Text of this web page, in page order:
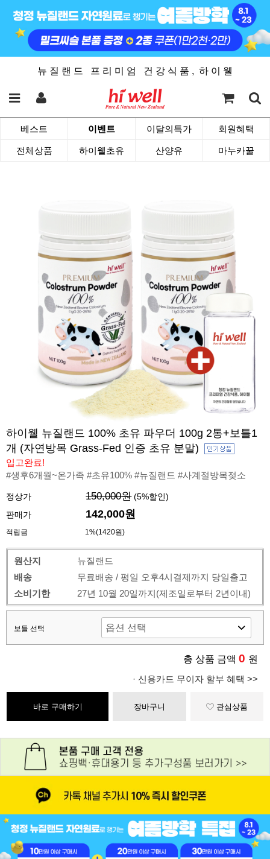
뉴 질 랜 드 프 리 미 엄 건 강 식 품 , 하 이 웰
베스트 이벤트 이달의특가 회원혜택
전체상품 하이웰초유 산양유 마누카꿀
하이웰 뉴질랜드 100% 초유 파우더 100g 2통+보틀1
개 (자연방목 Grass-Fed 인증 초유 분말)
입고완료!
#생후6개월~온가족 #초유100% #뉴질랜드 #사계절방목젖소
정상가 150,000원 (5%할인)
판매가
142,000원
적립금 1%(1420원)
원산지
뉴질랜드
배송
무료배송 / 평일 오후4시결제까지 당일출고
소비기한
27년 10월 20일까지(제조일로부터 2년이내)
보틀 선택
총 상품 금액 0 원
· 신용카드 무이자 할부 혜택 >>
바로 구매하기 장바구니 관심상품